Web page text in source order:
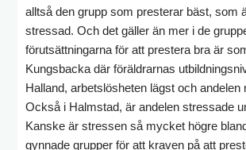
alltså den grupp som presterar bäst, som
stressad. Och det gäller än mer i de
förutsättningarna för att prestera bra är
Kungsbacka där föräldrarnas
Halland, arbetslösheten lägst och andelen
Också i Halmstad, är andelen stressade
Kanske är stressen så mycket högre
gynnade grupper för att kraven på att